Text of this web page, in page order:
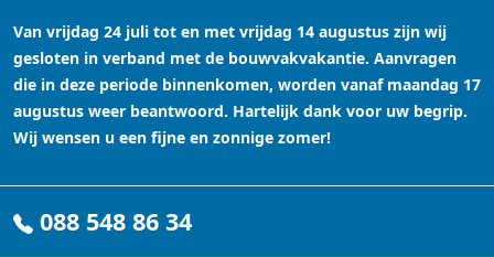
Van vrijdag 24 juli tot en met vrijdag 14 augustus zijn wij
gesloten in verband met de bouwvakvakantie. Aanvragen
die in deze periode binnenkomen, worden vanaf maandag 17
augustus weer beantwoord. Hartelijk dank voor uw begrip.
Wij wensen u een fijne en zonnige zomer!
088 548 86 34